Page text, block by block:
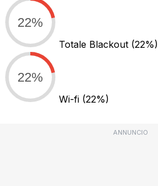
22%
Totale Blackout (22%)
22%
Wi-fi (22%)
ANNUNCIO